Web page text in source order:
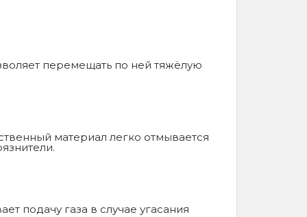
перемещать по ней тяжёлую
материал легко отмывается
подачу газа в случае угасания